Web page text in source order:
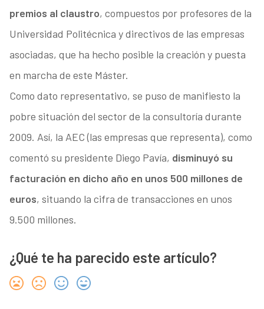
premios al claustro, compuestos por profesores de la
Universidad Politécnica y directivos de las empresas
asociadas, que ha hecho posible la creación y puesta
en marcha de este Máster.
Como dato representativo, se puso de manifiesto la
pobre situación del sector de la consultoría durante
2009. Así, la AEC (las empresas que representa), como
comentó su presidente Diego Pavía, disminuyó su
facturación en dicho año en unos 500 millones de
euros, situando la cifra de transacciones en unos
9.500 millones.
¿Qué te ha parecido este artículo?